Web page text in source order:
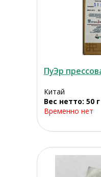
ПуЭр
Китай
Вес нетто: 50 г
Временно нет